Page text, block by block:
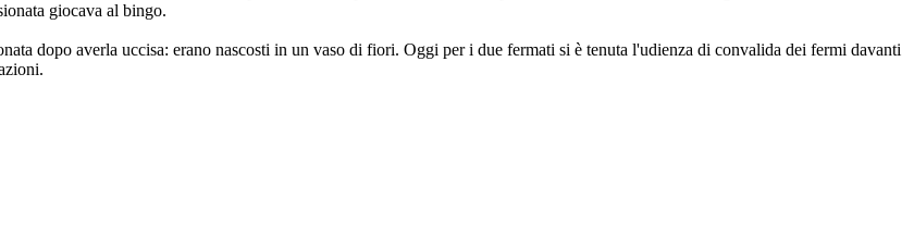
giocava al bingo.
dopo averla uccisa: erano nascosti in un vaso di fiori. Oggi per i due fermati si è tenuta l'udienza di convalida dei fermi davanti